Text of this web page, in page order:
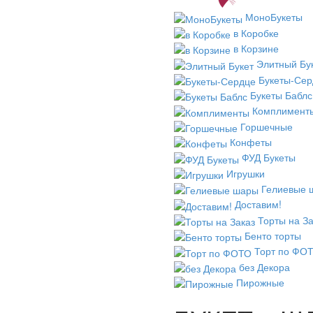
МоноБукеты
в Коробке
в Корзине
Элитный
Букеты-
Букеты Баблс
Горшечные
Конфеты
ФУД Букеты
Игрушки
Гелиевые
Доставим!
Торты на
Бенто торты
Торт по
без Декора
Пирожные